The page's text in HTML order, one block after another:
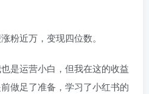
粉近万，变现四位数。
是运营小白，但我在这的收益
做足了准备，学习了小红书的